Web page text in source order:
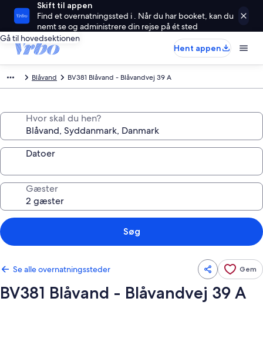
Skift til appen
Find et overnatningssted i . Når du har booket, kan du
nemt se og administrere din rejse på ét sted
Gå til hovedsektionen
Hent appen
Blåvand BV381 Blåvand - Blåvandvej 39 A
Hvor skal du hen?
Datoer
Gæster
Søg
Se alle overnatningssteder Gem
BV381 Blåvand - Blåvandvej 39 A